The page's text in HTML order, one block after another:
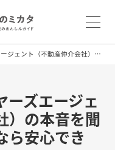
買主に寄り添うバイヤーズエージェント（不動産仲介会社）の本音を聞く！どんな中古物件なら安心できる？
ーズエージェ
）の本音を聞
ら安心でき